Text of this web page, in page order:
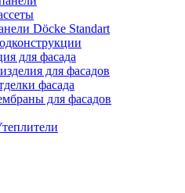
Döcke Standart
для фасада
для фасадов
фасада
для фасадов